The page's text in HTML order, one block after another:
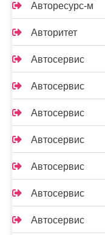
Авторесурс-м
Авторитет
Автосервис
Автосервис
Автосервис
Автосервис
Автосервис
Автосервис
Автосервис